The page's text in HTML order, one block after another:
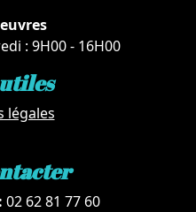
: 9H00 - 16H00
légales
02 62 81 77 60